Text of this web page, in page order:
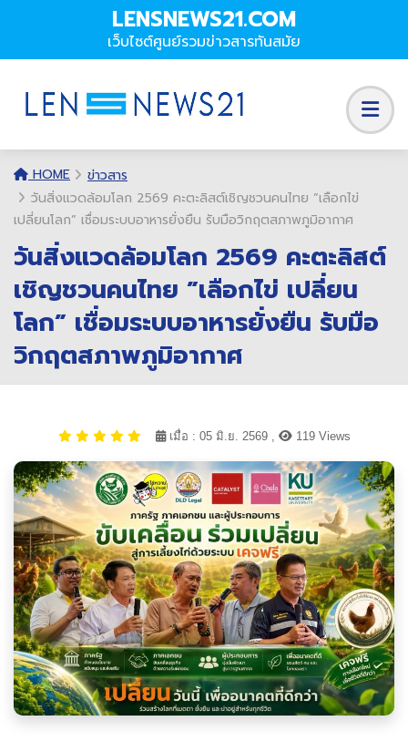
LENSNEWS21.COM
เว็บไซต์ศูนย์รวมข่าวสารทันสมัย
HOME
ข่าวสาร
วันสิ่งแวดล้อมโลก 2569 คะตะลิสต์เชิญชวนคนไทย ”เลือกไข่
เปลี่ยนโลก” เชื่อมระบบอาหารยั่งยืน รับมือวิกฤตสภาพภูมิอากาศ
วันสิ่งแวดล้อมโลก 2569 คะตะลิสต์
เชิญชวนคนไทย ”เลือกไข่ เปลี่ยน
โลก” เชื่อมระบบอาหารยั่งยืน รับมือ
วิกฤตสภาพภูมิอากาศ
เมื่อ : 05 มิ.ย. 2569 , 119 Views